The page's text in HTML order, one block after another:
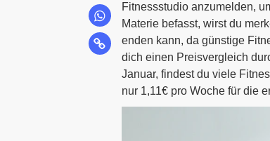
Fitnessstudio anzumelden,
Materie befasst, wirst du
enden kann, da günstige
dich einen Preisvergleich
Januar, findest du viele
nur 1,11€ pro Woche für die